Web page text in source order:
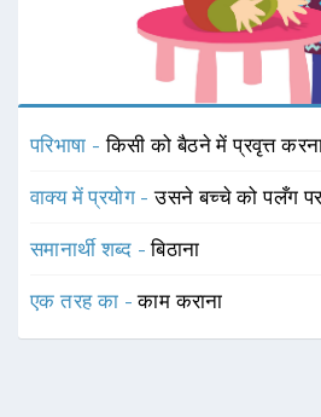
परिभाषा -किसी को बैठने में प्रवृत्त
वाक्य में प्रयोग -उसने बच्चे को पलँग पर
समानार्थी शब्द -बिठाना
एक तरह का -काम कराना